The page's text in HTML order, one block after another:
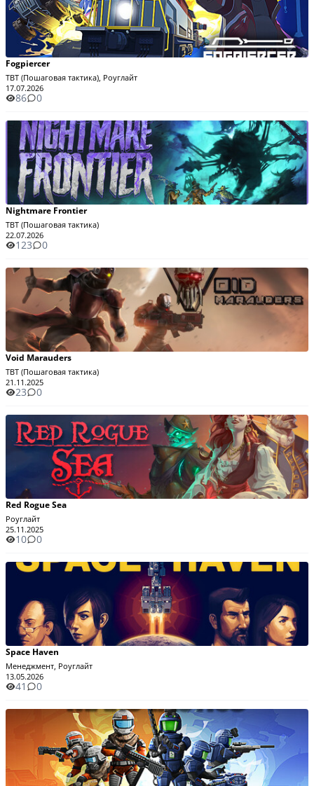
Fogpiercer
TBT (Пошаговая тактика), Роуглайт
17.07.2026
86 0
Nightmare Frontier
TBT (Пошаговая тактика)
22.07.2026
123 0
Void Marauders
TBT (Пошаговая тактика)
21.11.2025
23 0
Red Rogue Sea
Роуглайт
25.11.2025
10 0
Space Haven
Менеджмент, Роуглайт
13.05.2026
41 0